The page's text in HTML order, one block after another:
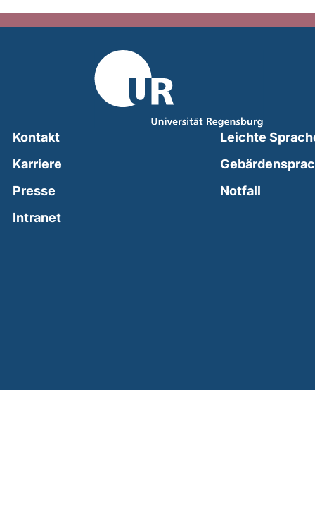
Kontakt
Karriere
Presse
Intranet(external link, opens in a new window)
Leichte
Notfall